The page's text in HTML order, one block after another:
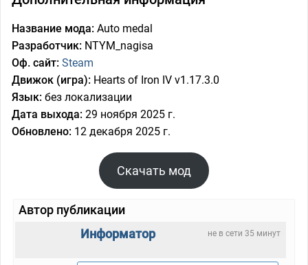
Название мода: Auto medal
Разработчик: NTYM_nagisa
Оф. сайт: Steam
Движок (игра): Hearts of Iron IV v1.17.3.0
Язык: без локализации
Дата выхода: 29 ноября 2025 г.
Обновлено: 12 декабря 2025 г.
Скачать мод
Автор публикации
не в сети 35 минут
Информатор